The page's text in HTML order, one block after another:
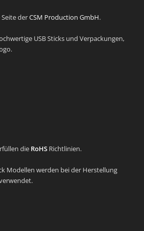
derCSM Production GmbH.
USB Sticks und Verpackungen,
die RoHSRichtlinien.
Modellen werden bei der Herstellung